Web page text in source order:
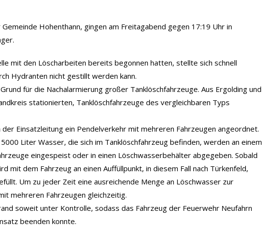
Hohenthann, gingen am Freitagabend gegen 17:19 Uhr in
mit den Löscharbeiten bereits begonnen hatten, stellte sich schnell
Hydranten nicht gestillt werden kann.
für die Nachalarmierung großer Tanklöschfahrzeuge. Aus Ergolding und
stationierten, Tanklöschfahrzeuge des vergleichbaren Typs
Einsatzleitung ein Pendelverkehr mit mehreren Fahrzeugen angeordnet.
Liter Wasser, die sich im Tanklöschfahrzeug befinden, werden an einem
eingespeist oder in einen Löschwasserbehälter abgegeben. Sobald
mit dem Fahrzeug an einen Auffüllpunkt, in diesem Fall nach Türkenfeld,
Um zu jeder Zeit eine ausreichende Menge an Löschwasser zur
mehreren Fahrzeugen gleichzeitig.
soweit unter Kontrolle, sodass das Fahrzeug der Feuerwehr Neufahrn
beenden konnte.